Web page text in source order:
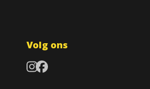
Volg ons
Instagram
Facebook